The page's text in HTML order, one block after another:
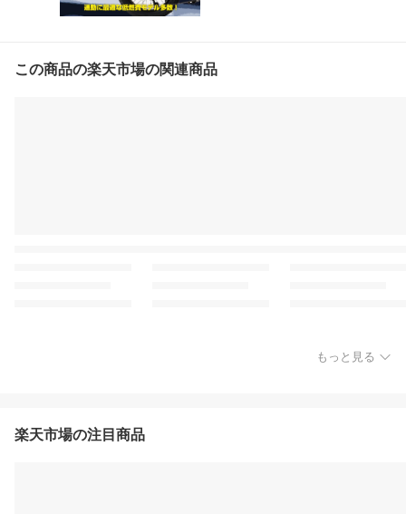
この商品の楽天市場の関連商品
もっと見る
楽天市場の注目商品